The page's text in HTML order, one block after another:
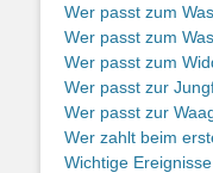
Wer passt zum
Wer passt zum
Wer passt zum
Wer passt zur
Wer passt zur
Wer zahlt beim
Wichtige